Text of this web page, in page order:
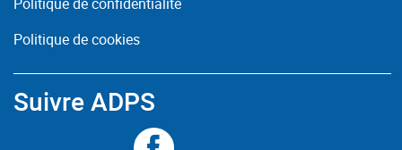
Politique de cookies
Suivre ADPS